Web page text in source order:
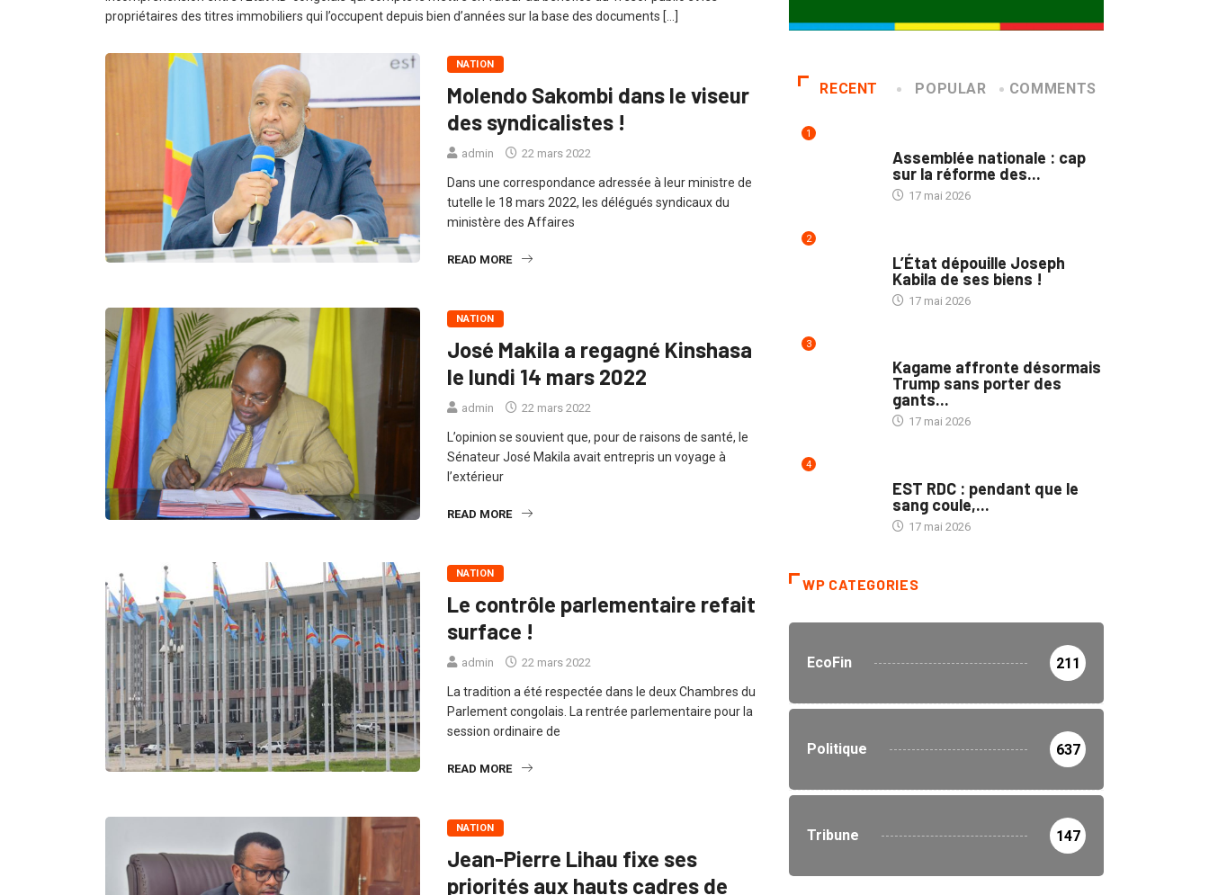
propriétaires des titres immobiliers qui l’occupent depuis bien d’années sur la base des documents […]
NATION
Molendo Sakombi dans le viseur
des syndicalistes !
admin 22 mars 2022
Dans une correspondance adressée à leur ministre de
tutelle le 18 mars 2022, les délégués syndicaux du
ministère des Affaires
READ MORE
NATION
José Makila a regagné Kinshasa
le lundi 14 mars 2022
admin 22 mars 2022
L’opinion se souvient que, pour de raisons de santé, le
Sénateur José Makila avait entrepris un voyage à
l’extérieur
READ MORE
NATION
Le contrôle parlementaire refait
surface !
admin 22 mars 2022
La tradition a été respectée dans le deux Chambres du
Parlement congolais. La rentrée parlementaire pour la
session ordinaire de
READ MORE
NATION
Jean-Pierre Lihau fixe ses
priorités aux hauts cadres de
RECENT POPULAR COMMENTS
1
Assemblée nationale : cap
sur la réforme des...
17 mai 2026
2
L’État dépouille Joseph
Kabila de ses biens !
17 mai 2026
3
Kagame affronte désormais
Trump sans porter des
gants...
17 mai 2026
4
EST RDC : pendant que le
sang coule,...
17 mai 2026
WP CATEGORIES
EcoFin 211
Politique 637
Tribune 147